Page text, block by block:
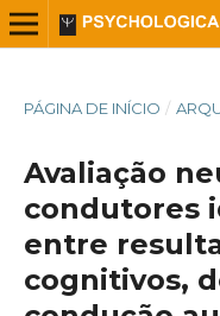
PÁGINA DE INÍCIO /
Avaliação
condutores
entre
cognitivos,